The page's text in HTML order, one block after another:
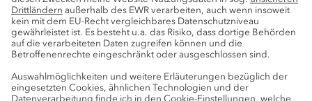
einen Newsletter mit Informationen
über K+S per E-Mail zuzusenden. Diese
Einwilligung kann ich jederzeit mit
Wirkung für die Zukunft widerrufen,